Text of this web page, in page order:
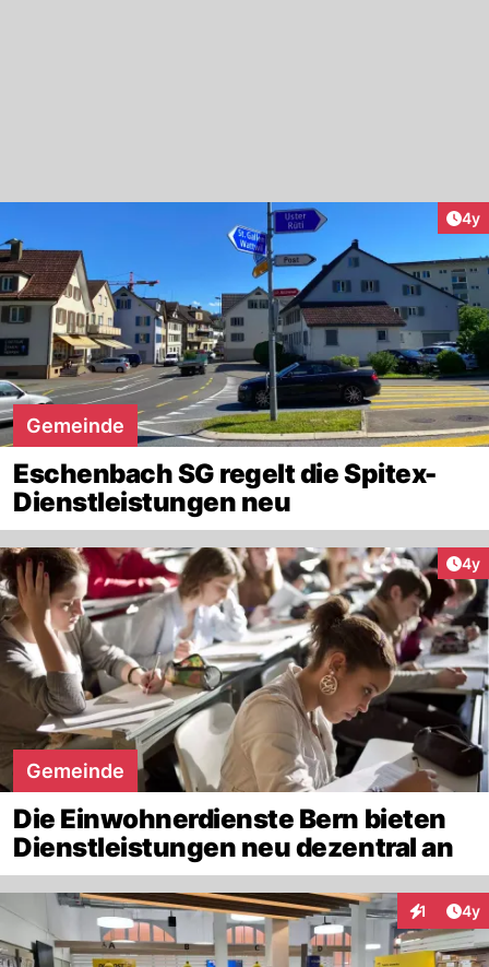
4y
Gemeinde
Eschenbach SG regelt die Spitex-
Dienstleistungen neu
4y
Gemeinde
Die Einwohnerdienste Bern bieten
Dienstleistungen neu dezentral an
1 4y